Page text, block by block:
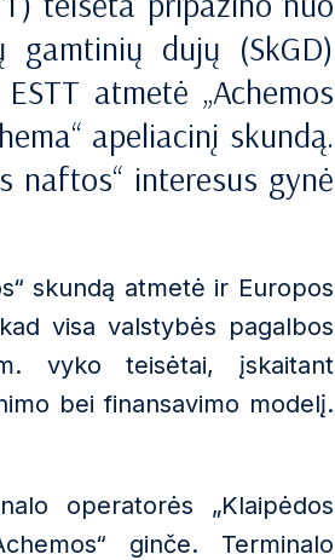
gamtinių dujų (SkGD)
ESTT atmetė „Achemos
apeliacinį skundą.
naftos“ interesus gynė
skundą atmetė ir Europos
visa valstybės pagalbos
vyko teisėtai, įskaitant
bei finansavimo modelį.
operatorės „Klaipėdos
ginče. Terminalo